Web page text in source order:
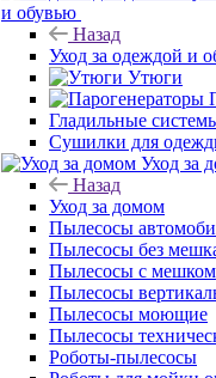
и обувью
Назад
Уход за одеждой и
Утюги
Гладильные
Сушилки для
Уход за
Назад
Уход за домом
Пылесосы
Пылесосы без
Пылесосы с мешком
Пылесосы
Пылесосы моющие
Пылесосы
Роботы-пылесосы